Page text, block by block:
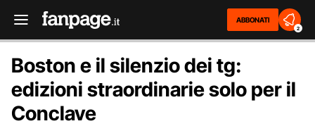
ABBONATI
2
Boston e il silenzio dei tg:
edizioni straordinarie solo per il
Conclave